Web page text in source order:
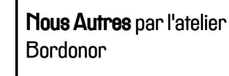
Nous Autrespar l'atelier
Bordonor